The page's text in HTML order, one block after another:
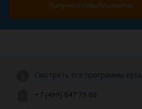
Получить гайд бесплатно
Смотреть все программы вуза
+7 (499) 647 73 66